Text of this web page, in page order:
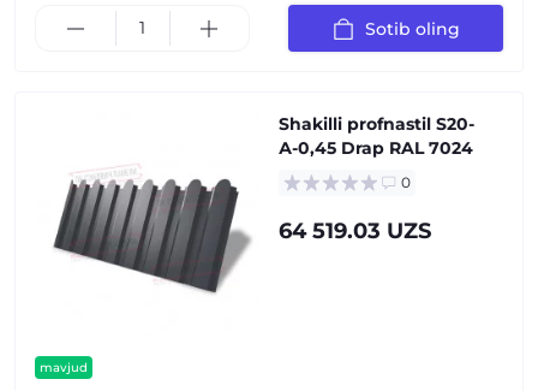
Sotib oling
mavjud
Shakilli profnastil S20-
А-0,45 Drap RAL 7024
0
64 519.03 UZS